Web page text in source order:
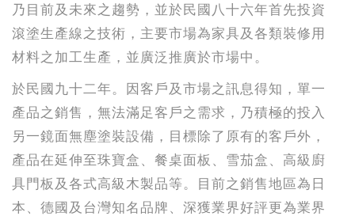
乃目前及未來之趨勢，並於民國八十六年首先投資
滾塗生產線之技術，主要市場為家具及各類裝修用
材料之加工生產，並廣泛推廣於市場中。
於民國九十二年。因客戶及市場之訊息得知，單一
產品之銷售，無法滿足客戶之需求，乃積極的投入
另一鏡面無塵塗裝設備，目標除了原有的客戶外，
產品在延伸至珠寶盒、餐桌面板、雪茄盒、高級廚
具門板及各式高級木製品等。目前之銷售地區為日
本、德國及台灣知名品牌、深獲業界好評更為業界